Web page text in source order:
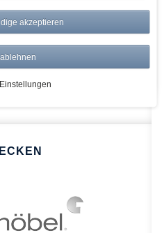
Rückgabe
akzeptieren